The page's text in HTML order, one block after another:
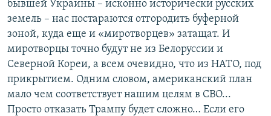
бывшей Украины – исконно исторически русских
земель – нас постараются отгородить буферной
зоной, куда еще и «миротворцев» затащат. И
миротворцы точно будут не из Белоруссии и
Северной Кореи, а всем очевидно, что из НАТО, под
прикрытием. Одним словом, американский план
мало чем соответствует нашим целям в СВО...
Просто отказать Трампу будет сложно… Если его